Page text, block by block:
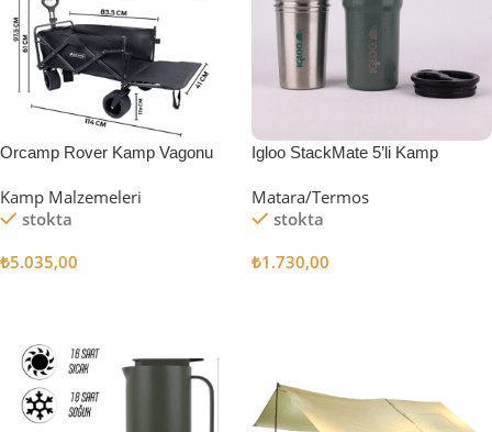
Orcamp Rover Kamp Vagonu
Kamp Malzemeleri
stokta
₺5.035,00
Igloo StackMate 5’li Kamp
Matara/Termos
stokta
₺1.730,00